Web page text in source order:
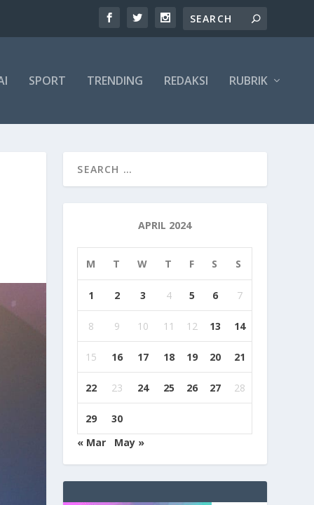
SPORT TRENDING REDAKSI RUBRIK
APRIL 2024
M T W T F S S
1 2 3 4 5 6 7
8 9 10 11 12 13 14
15 16 17 18 19 20 21
22 23 24 25 26 27 28
29
30
« Mar
May »